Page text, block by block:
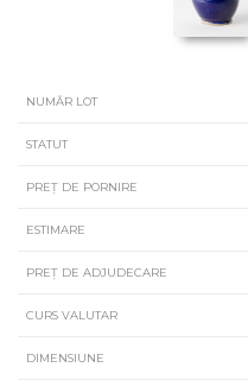
NUMĂR LOT
STATUT
PREȚ DE PORNIRE
ESTIMARE
PREȚ DE ADJUDECARE
CURS VALUTAR
DIMENSIUNE